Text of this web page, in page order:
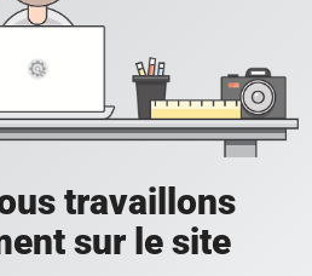
travaillons
sur le site